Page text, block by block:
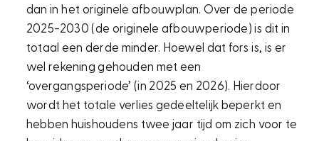
dan in het originele afbouwplan. Over de periode
2025-2030 (de originele afbouwperiode) is dit in
totaal een derde minder. Hoewel dat fors is, is er
wel rekening gehouden met een
‘overgangsperiode’ (in 2025 en 2026). Hierdoor
wordt het totale verlies gedeeltelijk beperkt en
hebben huishoudens twee jaar tijd om zich voor te